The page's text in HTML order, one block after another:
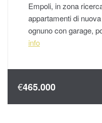
Empoli, in zona
appartamenti di
ognuno con garage,
info
€465.000